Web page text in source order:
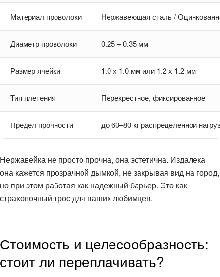
Материал проволоки Нержавеющая сталь /
Диаметр проволоки 0.25 – 0.35 мм
Размер ячейки 1.0 х 1.0 мм или 1.2 х 1.2 мм
Тип плетения Перекрестное, фиксированное
Предел прочности до 60–80 кг распределенной
Нержавейка не просто прочна, она эстетична. Издалека
она кажется прозрачной дымкой, не закрывая вид на город,
но при этом работая как надежный барьер. Это как
страховочный трос для ваших любимцев.
Стоимость и целесообразность:
стоит ли переплачивать?